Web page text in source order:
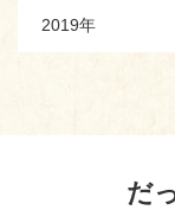
2019年
だ